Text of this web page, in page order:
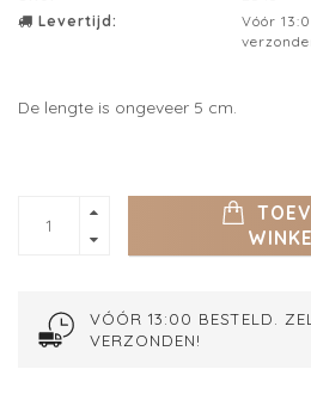
Levertijd:
Vóór
De lengte is ongeveer 5 cm.
VÓÓR 13:00 BESTELD.
VERZONDEN!